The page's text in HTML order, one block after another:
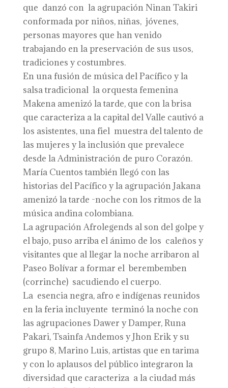
que danzó con la agrupación Ninan Takiri
conformada por niños, niñas, jóvenes,
personas mayores que han venido
trabajando en la preservación de sus usos,
tradiciones y costumbres.
En una fusión de música del Pacífico y la
salsa tradicional la orquesta femenina
Makena amenizó la tarde, que con la brisa
que caracteriza a la capital del Valle cautivó a
los asistentes, una fiel muestra del talento de
las mujeres y la inclusión que prevalece
desde la Administración de puro Corazón.
María Cuentos también llegó con las
historias del Pacífico y la agrupación Jakana
amenizó la tarde -noche con los ritmos de la
música andina colombiana.
La agrupación Afrolegends al son del golpe y
el bajo, puso arriba el ánimo de los caleños y
visitantes que al llegar la noche arribaron al
Paseo Bolívar a formar el berembemben
(corrinche) sacudiendo el cuerpo.
La esencia negra, afro e indígenas reunidos
en la feria incluyente terminó la noche con
las agrupaciones Dawer y Damper, Runa
Pakari, Tsainfa Andemos y Jhon Erik y su
grupo 8, Marino Luis, artistas que en tarima
y con lo aplausos del público integraron la
diversidad que caracteriza a la ciudad más